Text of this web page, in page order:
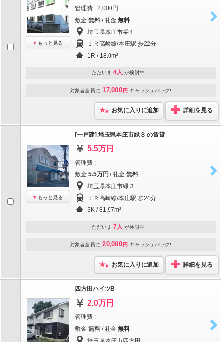
もっと見る
管理費 : 2,000円
敷金 無料 / 礼金 無料
埼玉県本庄市栄１
ＪＲ高崎線/本庄駅 歩22分
1R / 18.0m²
ただいま 4人 が検討中！
対象者全員に 17,000 円 キャッシュバック!
お気に入りに追加 詳細を見る
もっと見る
[一戸建] 埼玉県本庄市緑３ の賃貸
5.5万円
管理費 : －
敷金 5.5万円 / 礼金 無料
埼玉県本庄市緑３
ＪＲ高崎線/本庄駅 歩24分
3K / 81.97m²
ただいま 7人 が検討中！
対象者全員に 20,000 円 キャッシュバック!
お気に入りに追加 詳細を見る
四方田ハイツB
2.0万円
管理費 : －
敷金 無料 / 礼金 無料
埼玉県本庄市四方田